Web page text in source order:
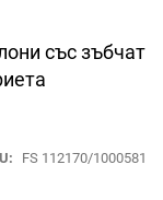
със зъбчат
FS 112170/1000581